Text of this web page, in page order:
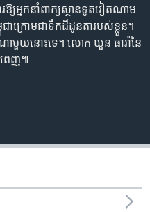
យ​អ្នក​នាំ​ពាក្យ​ស្ថានទូត​វៀតណាម​
ា​ក្រោម​ជា​ទឹកដី​ដូនតា​របស់​ខ្លួន។​
មួយ​នោះ​ទេ។ ​លោក ឃួន ធារ៉ា​នៃ​
ពេញ៕